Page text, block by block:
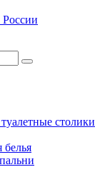
России
столики